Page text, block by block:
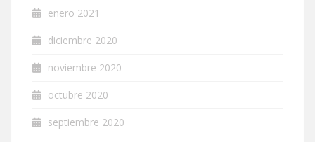
enero 2021
diciembre 2020
noviembre 2020
octubre 2020
septiembre 2020